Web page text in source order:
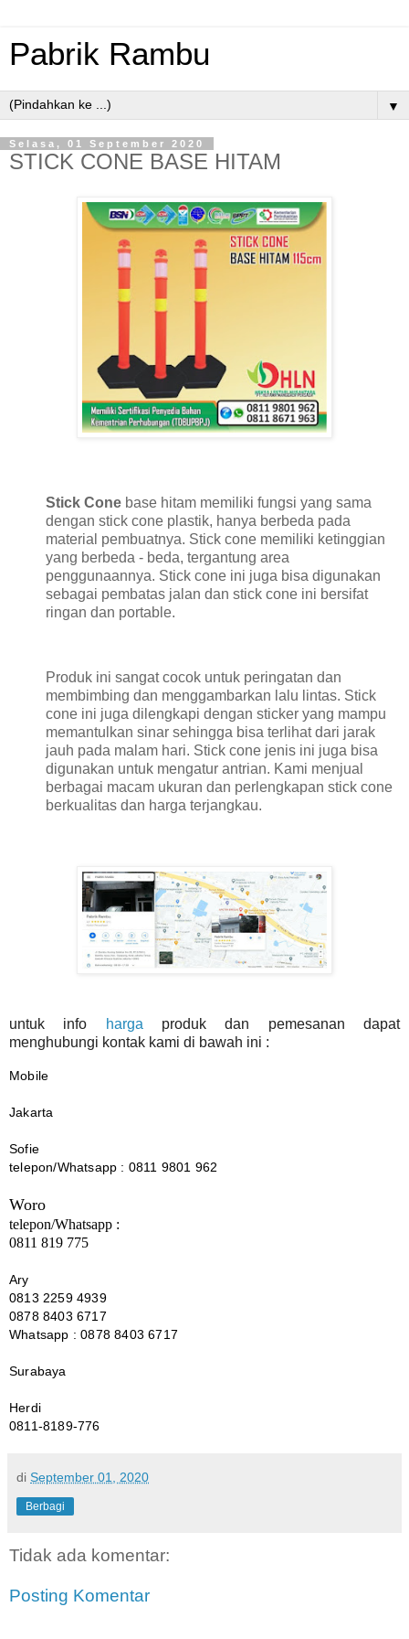
Pabrik Rambu
▼
Selasa, 01 September 2020
STICK CONE BASE HITAM
Stick Cone base hitam memiliki fungsi yang sama
dengan stick cone plastik, hanya berbeda pada
material pembuatnya. Stick cone memiliki ketinggian
yang berbeda - beda, tergantung area
penggunaannya. Stick cone ini juga bisa digunakan
sebagai pembatas jalan dan stick cone ini bersifat
ringan dan portable.
Produk ini sangat cocok untuk peringatan dan
membimbing dan menggambarkan lalu lintas. Stick
cone ini juga dilengkapi dengan sticker yang mampu
memantulkan sinar sehingga bisa terlihat dari jarak
jauh pada malam hari. Stick cone jenis ini juga bisa
digunakan untuk mengatur antrian. Kami menjual
berbagai macam ukuran dan perlengkapan stick cone
berkualitas dan harga terjangkau.
untuk info harga produk dan pemesanan dapat
menghubungi kontak kami di bawah ini :
Mobile
Jakarta
Sofie
telepon/Whatsapp : 0811 9801 962
Woro
telepon/Whatsapp :
0811 819 775
Ary
0813 2259 4939
0878 8403 6717
Whatsapp : 0878 8403 6717
Surabaya
Herdi
0811-8189-776
di September 01, 2020
Berbagi
Tidak ada komentar:
Posting Komentar